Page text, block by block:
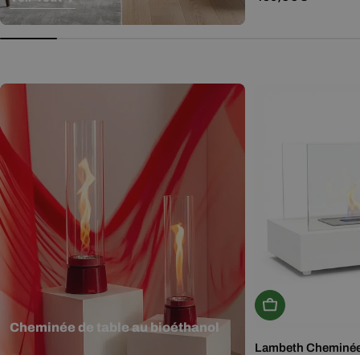
Cheminée de table au bioéthanol
Ajouter Au
Lambeth